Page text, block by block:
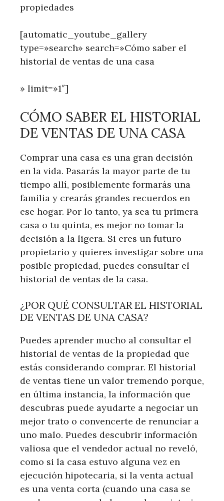
propiedades
[automatic_youtube_gallery
type=»search» search=»Cómo saber el
historial de ventas de una casa
» limit=»1″]
CÓMO SABER EL HISTORIAL
DE VENTAS DE UNA CASA
Comprar una casa es una gran decisión
en la vida. Pasarás la mayor parte de tu
tiempo allí, posiblemente formarás una
familia y crearás grandes recuerdos en
ese hogar. Por lo tanto, ya sea tu primera
casa o tu quinta, es mejor no tomar la
decisión a la ligera. Si eres un futuro
propietario y quieres investigar sobre una
posible propiedad, puedes consultar el
historial de ventas de la casa.
¿POR QUÉ CONSULTAR EL HISTORIAL
DE VENTAS DE UNA CASA?
Puedes aprender mucho al consultar el
historial de ventas de la propiedad que
estás considerando comprar. El historial
de ventas tiene un valor tremendo porque,
en última instancia, la información que
descubras puede ayudarte a negociar un
mejor trato o convencerte de renunciar a
uno malo. Puedes descubrir información
valiosa que el vendedor actual no reveló,
como si la casa estuvo alguna vez en
ejecución hipotecaria, si la venta actual
es una venta corta (cuando una casa se